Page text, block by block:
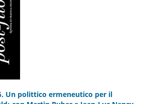
Un polittico ermeneutico per il